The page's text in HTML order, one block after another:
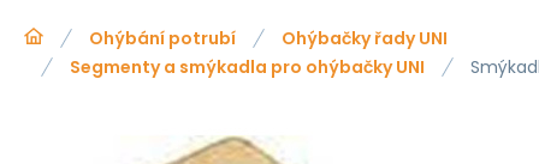
Ohýbání potrubí
Ohýbačky řady UNI
Segmenty a smýkadla pro ohýbačky UNI